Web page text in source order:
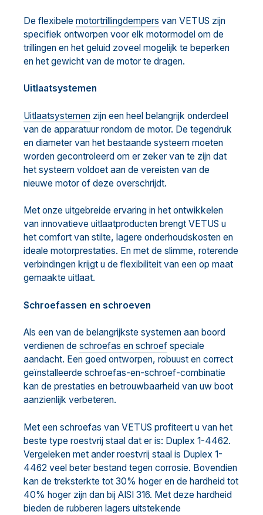
De flexibele motortrillingdempers van VETUS zijn
specifiek ontworpen voor elk motormodel om de
trillingen en het geluid zoveel mogelijk te beperken
en het gewicht van de motor te dragen.
Uitlaatsystemen
Uitlaatsystemen zijn een heel belangrijk onderdeel
van de apparatuur rondom de motor. De tegendruk
en diameter van het bestaande systeem moeten
worden gecontroleerd om er zeker van te zijn dat
het systeem voldoet aan de vereisten van de
nieuwe motor of deze overschrijdt.
Met onze uitgebreide ervaring in het ontwikkelen
van innovatieve uitlaatproducten brengt VETUS u
het comfort van stilte, lagere onderhoudskosten en
ideale motorprestaties. En met de slimme, roterende
verbindingen krijgt u de flexibiliteit van een op maat
gemaakte uitlaat.
Schroefassen en schroeven
Als een van de belangrijkste systemen aan boord
verdienen de schroefas en schroef speciale
aandacht. Een goed ontworpen, robuust en correct
geïnstalleerde schroefas-en-schroef-combinatie
kan de prestaties en betrouwbaarheid van uw boot
aanzienlijk verbeteren.
Met een schroefas van VETUS profiteert u van het
beste type roestvrij staal dat er is: Duplex 1-4462.
Vergeleken met ander roestvrij staal is Duplex 1-
4462 veel beter bestand tegen corrosie. Bovendien
kan de treksterkte tot 30% hoger en de hardheid tot
40% hoger zijn dan bij AISI 316. Met deze hardheid
bieden de rubberen lagers uitstekende